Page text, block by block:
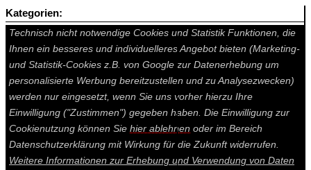
Auf dieser Seite werden technisch notwendige Cookies gesetzt.
Technisch nicht notwendige Cookies und Statistik Funktionen, die
Ihnen ein besseres und individuelleres Angebot bieten (Marketing-
und Statistik-Cookies z.B. von Google zur Datenerhebung um
personalisierte Werbung bereitzustellen und zu Analysezwecken)
werden nur eingesetzt, wenn Sie uns vorher hierzu Ihre
Einwilligung ("Zustimmen") gegeben haben. Die Einwilligung zur
Cookienutzung können Sie hier ablehnen oder im Bereich
Datenschutzerklärung mit Wirkung für die Zukunft widerrufen.
Weitere Informationen zur Erhebung und Verwendung von Daten
Kategorien: